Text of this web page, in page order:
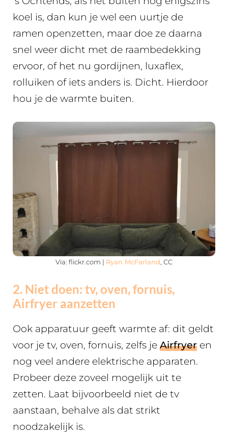
koel is, dan kun je wel een uurtje de
ramen openzetten, maar doe ze daarna
snel weer dicht met de raambedekking
ervoor, of het nu gordijnen, luxaflex,
rolluiken of iets anders is. Dicht. Hierdoor
hou je de warmte buiten.
Via: flickr.com | Ryan McFarland , CC
2. Niet doen: tv, oven, fornuis,
Airfryer aanzetten
Ook apparatuur geeft warmte af: dit geldt
voor je tv, oven, fornuis, zelfs je Airfryer en
nog veel andere elektrische apparaten.
Probeer deze zoveel mogelijk uit te
zetten. Laat bijvoorbeeld niet de tv
aanstaan, behalve als dat strikt
noodzakelijk is.